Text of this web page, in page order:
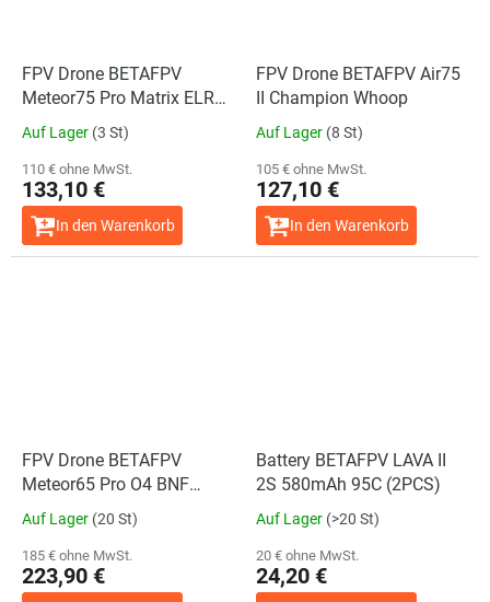
FPV Drone BETAFPV
Meteor75 Pro Matrix ELRS
2.4G (BM1270)
Auf Lager (3 St)
110 € ohne MwSt.
133,10 €
In den Warenkorb
FPV Drone BETAFPV Air75
II Champion Whoop
Auf Lager (8 St)
105 € ohne MwSt.
127,10 €
In den Warenkorb
FPV Drone BETAFPV
Meteor65 Pro O4 BNF
ELRS 2.4G (BMI270)
Auf Lager (20 St)
185 € ohne MwSt.
223,90 €
Battery BETAFPV LAVA II
2S 580mAh 95C (2PCS)
Auf Lager (>20 St)
20 € ohne MwSt.
24,20 €